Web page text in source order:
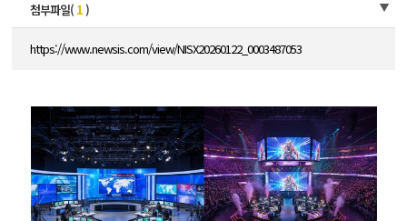
첨부파일( 1 )
https://www.newsis.com/view/NISX20260122_0003487053